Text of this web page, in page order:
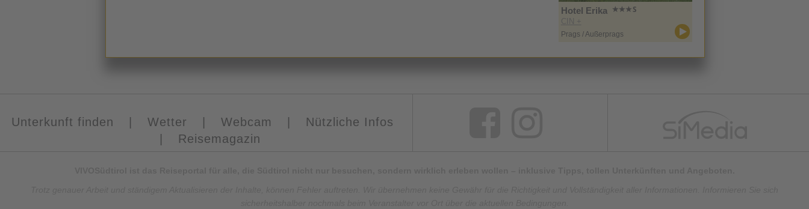
Hotel Erika
CIN +
Prags / Außerprags
Unterkunft finden Wetter Webcam
Nützliche Infos
Reisemagazin